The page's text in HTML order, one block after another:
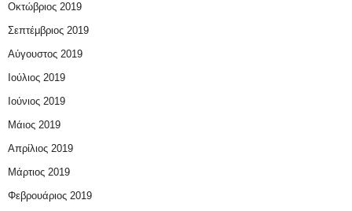
Οκτώβριος 2019
Σεπτέμβριος 2019
Αύγουστος 2019
Ιούλιος 2019
Ιούνιος 2019
Μάιος 2019
Απρίλιος 2019
Μάρτιος 2019
Φεβρουάριος 2019